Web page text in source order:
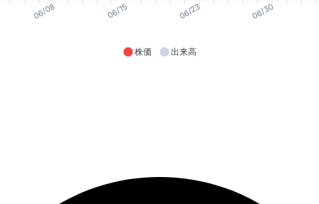
06/08 06/15 06/23 06/30
株価 出来高